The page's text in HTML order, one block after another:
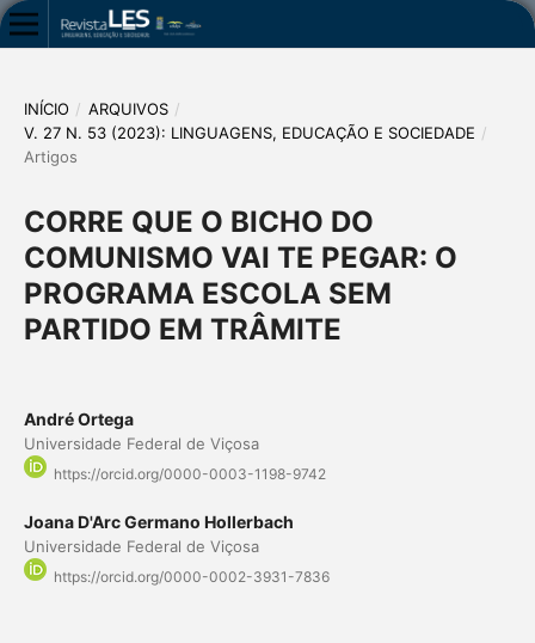
INÍCIO / ARQUIVOS /
V. 27 N. 53 (2023): LINGUAGENS, EDUCAÇÃO E SOCIEDADE /
Artigos
CORRE QUE O BICHO DO
COMUNISMO VAI TE PEGAR: O
PROGRAMA ESCOLA SEM
PARTIDO EM TRÂMITE
André Ortega
Universidade Federal de Viçosa
https://orcid.org/0000-0003-1198-9742
Joana D'Arc Germano Hollerbach
Universidade Federal de Viçosa
https://orcid.org/0000-0002-3931-7836